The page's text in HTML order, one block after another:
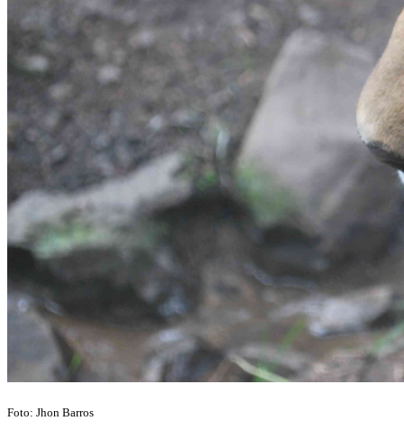
Foto: Jhon Barros